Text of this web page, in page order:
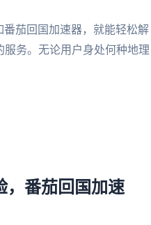
茄回国加速器，就能轻松解
务。无论用户身处何种地理
，番茄回国加速